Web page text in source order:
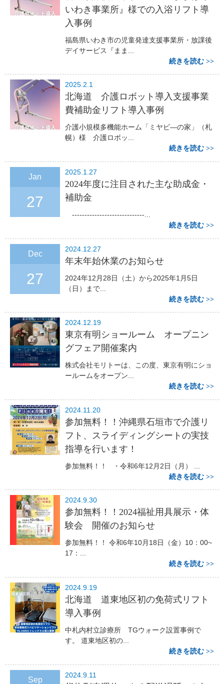
いわき事業所』様での入浴リフト導
入事例
福島県いわき市の児童発達支援事業所・放課後
デイサービス『まま...
続きを読む
2025.2.1
北海道 介護ロボット導入支援事業
費補助金リフト導入事例
介護小規模多機能ホーム「ミヤビ―の家」（札
幌）様 介護ロボッ...
続きを読む
Jan
27
2025.1.27
2024年度に注目された主な助成金・
補助金
-----------------------------...
続きを読む
Dec
27
2024.12.27
年末年始休業のお知らせ
2024年12月28日（土）から2025年1月5日
（日）まで...
続きを読む
2024.12.19
東京有明ショールーム オープニン
グフェア開催案内
株式会社モリトーは、この度、東京有明にショ
ールームをオープン...
続きを読む
2024.11.20
参加無料！！沖縄県石垣市で介護リ
フト、スライディングシートの実技
指導を行います！
参加無料！！ ・令和6年12月2日（月） ...
続きを読む
2024.9.30
参加無料！！2024福祉用具展示・体
験会 開催のお知らせ
参加無料！！ 令和6年10月18日（金）10：00~
17：...
続きを読む
2024.9.19
北海道 道東地区初の免荷式リフト
導入事例
中札内村立診療所 TGウォーク設置事例で
す。 道東地区初の...
続きを読む
Sep
2024.9.11